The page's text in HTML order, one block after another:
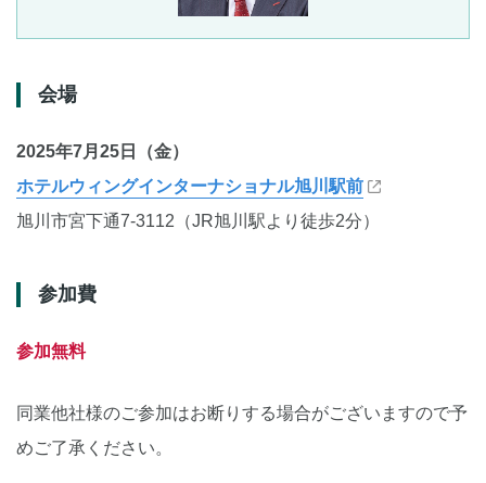
会場
2025年7月25日（金）
ホテルウィングインターナショナル旭川駅前
旭川市宮下通7-3112（JR旭川駅より徒歩2分）
参加費
参加無料
同業他社様のご参加はお断りする場合がございますので予
めご了承ください。